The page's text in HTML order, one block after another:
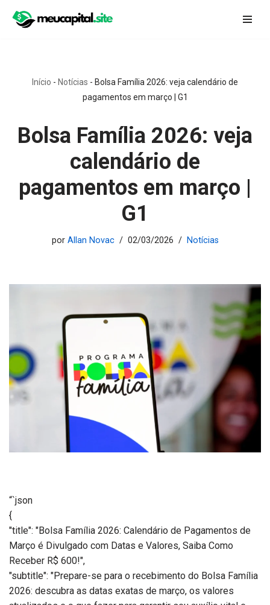
conteúdo
Início - Notícias - Bolsa Família 2026: veja calendário de
pagamentos em março | G1
Bolsa Família 2026: veja
calendário de
pagamentos em março |
G1
por Allan Novac 02/03/2026 Notícias
“`json
{
"title": "Bolsa Família 2026: Calendário de Pagamentos de
Março é Divulgado com Datas e Valores, Saiba Como
Receber R$ 600!",
"subtitle": "Prepare-se para o recebimento do Bolsa Família
2026: descubra as datas exatas de março, os valores